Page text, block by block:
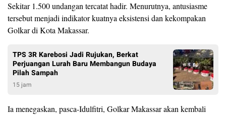
Sekitar 1.500 undangan tercatat hadir. Menurutnya, antusiasme
tersebut menjadi indikator kuatnya eksistensi dan kekompakan
Golkar di Kota Makassar.
TPS 3R Karebosi Jadi Rujukan, Berkat
Perjuangan Lurah Baru Membangun Budaya
Pilah Sampah
15 jam
Ia menegaskan, pasca-Idulfitri, Golkar Makassar akan kembali